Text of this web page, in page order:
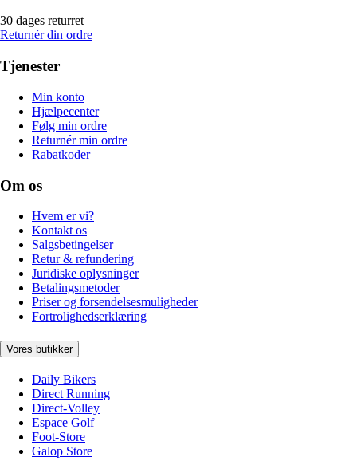
30 dages returret
Returnér din ordre
Tjenester
Min konto
Hjælpecenter
Følg min ordre
Returnér min ordre
Rabatkoder
Om os
Hvem er vi?
Kontakt os
Salgsbetingelser
Retur & refundering
Juridiske oplysninger
Betalingsmetoder
Priser og forsendelsesmuligheder
Fortrolighedserklæring
Vores butikker
Daily Bikers
Direct Running
Direct-Volley
Espace Golf
Foot-Store
Galop Store